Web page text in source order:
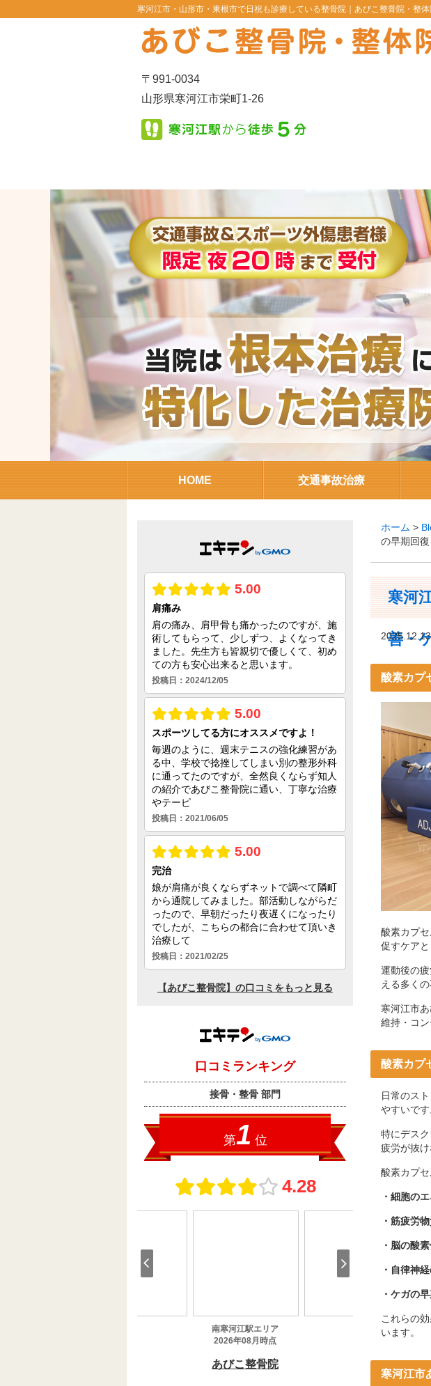
寒河江市・山形市・東根市で日祝も診療している整骨院｜あびこ整骨院・整
〒991-0034
山形県寒河江市栄町1-26
HOME 交通事故治療
ホーム >
の早期回
寒河
善・
2025.12.13
酸素カプ
酸素カプ
促すケアと
運動後の
える多く
寒河江市
維持・コ
酸素カプ
日常のス
やすいです
特にデス
疲労が抜け
酸素カプ
・細胞の
・筋疲労
・脳の酸
・自律神
・ケガの
これらの
います。
寒河江市